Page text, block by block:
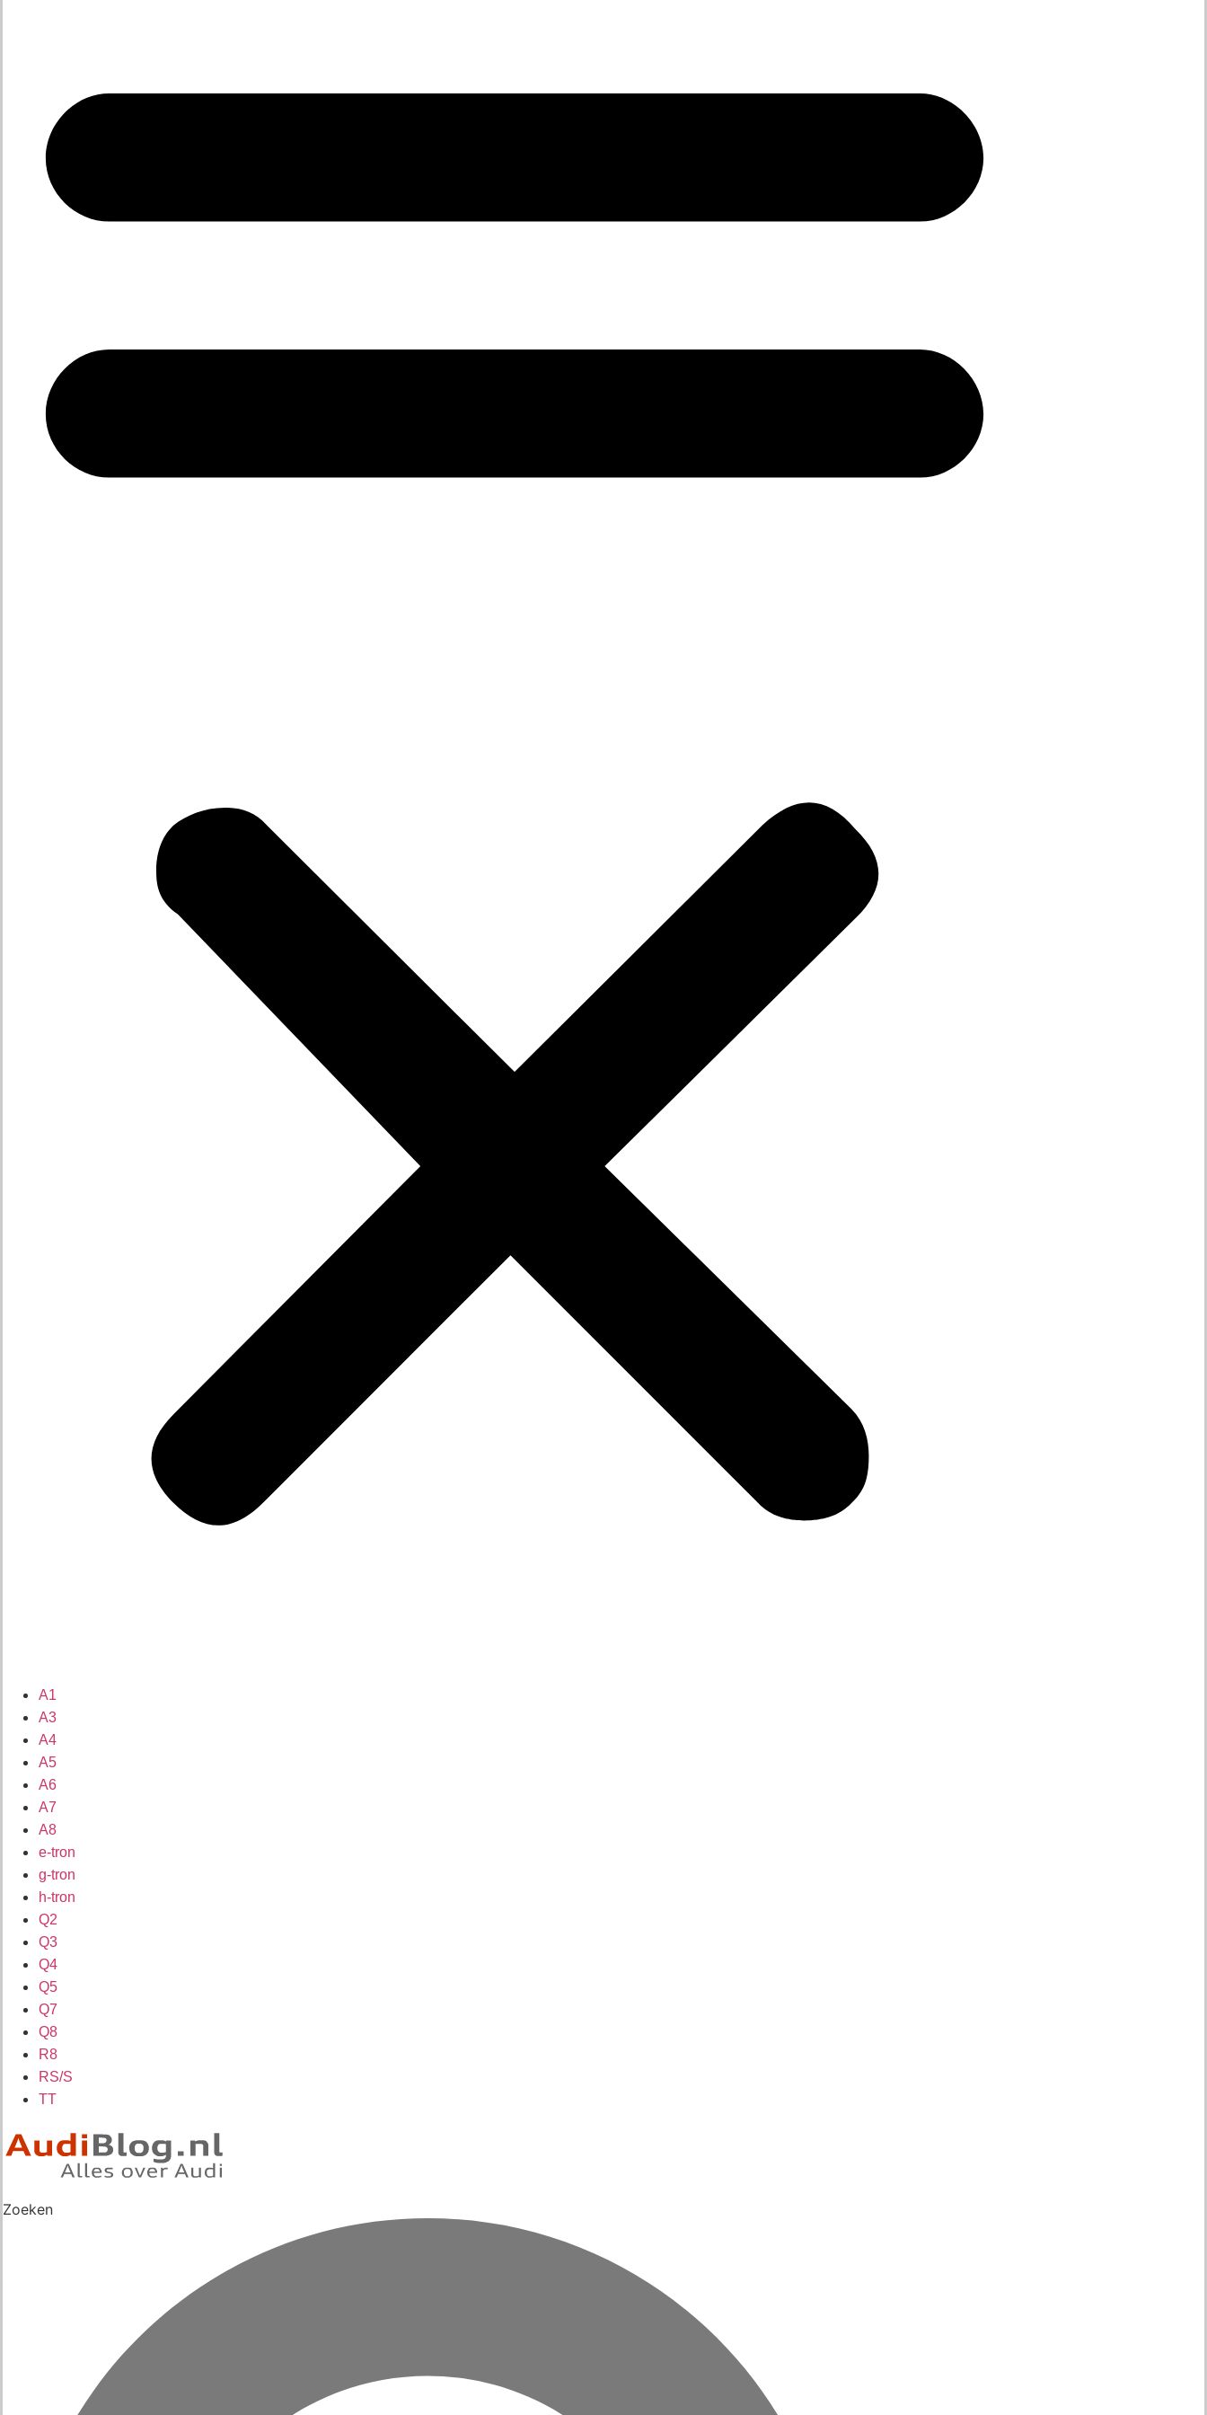
A1
A3
A4
A5
A6
A7
A8
e-tron
g-tron
h-tron
Q2
Q3
Q4
Q5
Q7
Q8
R8
RS/S
TT
Zoeken